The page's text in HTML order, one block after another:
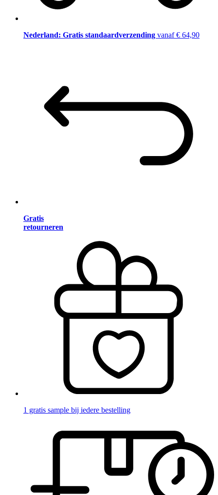
Nederland: Gratis standaardverzending vanaf € 64,90
Gratis
retourneren
1 gratis sample bij iedere bestelling